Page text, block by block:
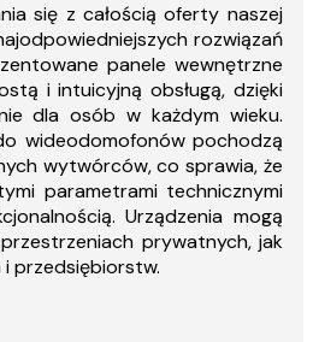
się z całością oferty naszej
rozwiązań
panele wewnętrzne
i intuicyjną obsługą, dzięki
dla osób w każdym wieku.
wideodomofonów pochodzą
wytwórców, co sprawia, że
parametrami technicznymi
Urządzenia mogą
prywatnych, jak
przedsiębiorstw.